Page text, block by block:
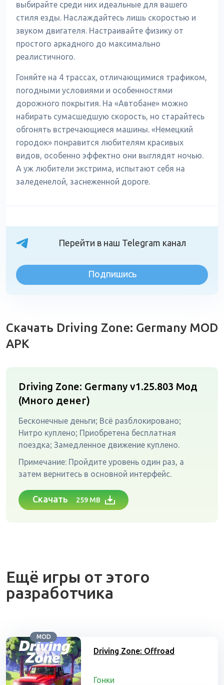
выбирайте среди них идеальные для вашего
стиля езды. Наслаждайтесь лишь скоростью и
звуком двигателя. Настраивайте физику от
простого аркадного до максимально
реалистичного.
Гоняйте на 4 трассах, отличающимися трафиком,
погодными условиями и особенностями
дорожного покрытия. На «Автобане» можно
набирать сумасшедшую скорость, но старайтесь
обгонять встречающиеся машины. «Немецкий
городок» понравится любителям красивых
видов, особенно эффектно они выглядят ночью.
А уж любители экстрима, испытают себя на
заледенелой, заснеженной дороге.
Перейти в наш Telegram канал
Подпишись
Скачать Driving Zone: Germany MOD
APK
Driving Zone: Germany v1.25.803 Мод
(Много денег)
Бесконечные деньги; Всё разблокировано;
Нитро куплено; Приобретена бесплатная
поездка; Замедленное движение куплено.
Примечание: Пройдите уровень один раз, а
затем вернитесь в основной интерфейс.
Скачать 259 MB
Ещё игры от этого
разработчика
MOD
Driving Zone: Offroad
Гонки